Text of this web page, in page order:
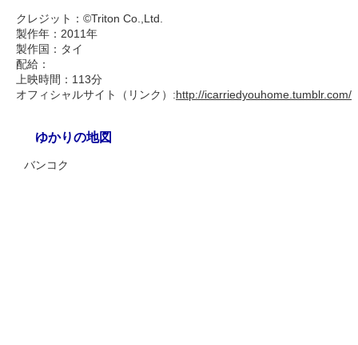
クレジット：©Triton Co.,Ltd.
製作年：2011年
製作国：タイ
配給：
上映時間：113分
オフィシャルサイト（リンク）:http://icarriedyouhome.tumblr.com/
ゆかりの地図
バンコク